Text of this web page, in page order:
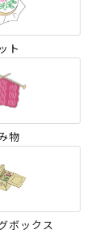
ト
物
ボックス